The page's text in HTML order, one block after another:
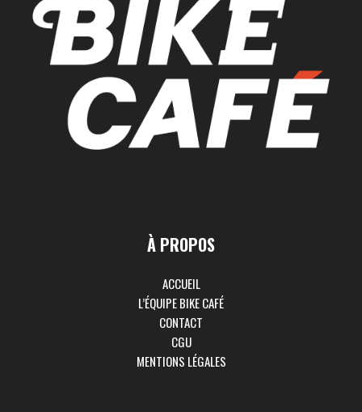
À PROPOS
ACCUEIL
L’ÉQUIPE BIKE CAFÉ
CONTACT
CGU
MENTIONS LÉGALES